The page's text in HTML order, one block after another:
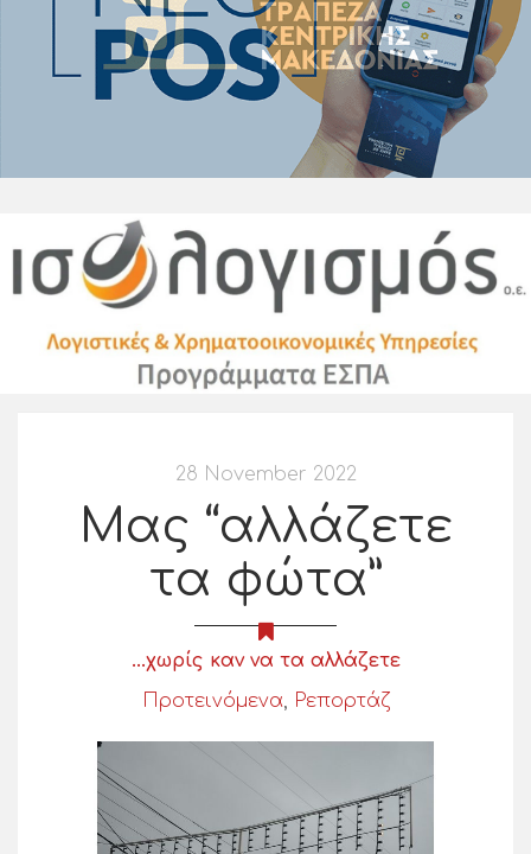
28 November 2022
Μας “αλλάζετε
τα φώτα”
...χωρίς καν να τα αλλάζετε
Προτεινόμενα, Ρεπορτάζ